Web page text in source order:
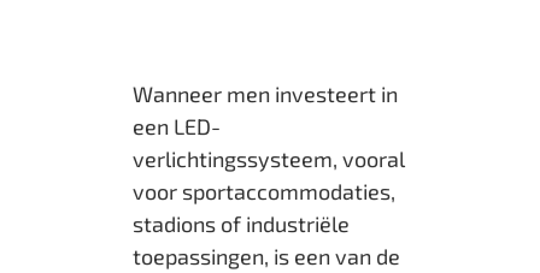
Wanneer men investeert in
een LED-
verlichtingssysteem, vooral
voor sportaccommodaties,
stadions of industriële
toepassingen, is een van de